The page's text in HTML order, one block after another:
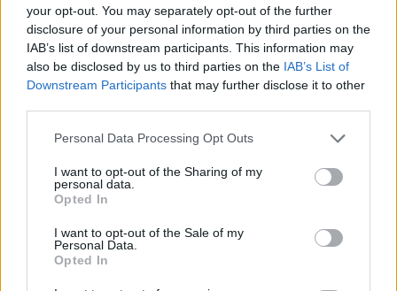
your opt-out. You may separately opt-out of the further
disclosure of your personal information by third parties on the
IAB’s list of downstream participants. This information may
also be disclosed by us to third parties on the IAB’s List of
Downstream Participants that may further disclose it to other
Please note that this website/app uses one or more Google
not limited to your visit or usage behaviour. You may click to
grant or deny consent to Google and its third-party tags to
use your data for below specified purposes in below Google
consent section.
Personal Data Processing Opt Outs
I want to opt-out of the Sharing of my
personal data.
Opted In
I want to opt-out of the Sale of my
Personal Data.
Opted In
A fodrász: A fejem tetejére nőtt.”
Oszd meg ezt a posztot:
via